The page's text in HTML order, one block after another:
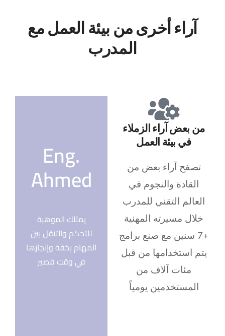
آراء أخرى من بيئة العمل مع
المدرب
من بعض آراء الزملاء
في بيئة العمل
تصفح آراء بعض من
القادة والنجوم في
العالم التقني للمدرب
خلال مسيرته المهنية
+7 سنين مع صنع برامج
يتم استخدامها من قبل
مئات آلاف من
المستخدمين يومياً
Eng.
Ahmed
يمتلك الموهبة
للتحكم والتنقل بين
المهام بخفة وإنجازها
في وقت قصير